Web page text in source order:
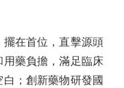
在首位，直擊源頭
藥負擔，滿足臨床
；創新藥物研發國